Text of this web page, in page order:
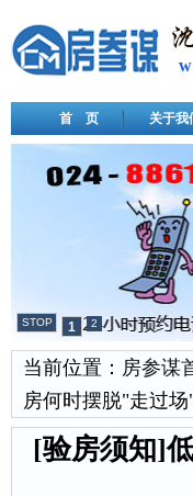
首 页 关于我
STOP 1 2
当前位置： 房参谋
房何时摆脱"走过
[验房须知]